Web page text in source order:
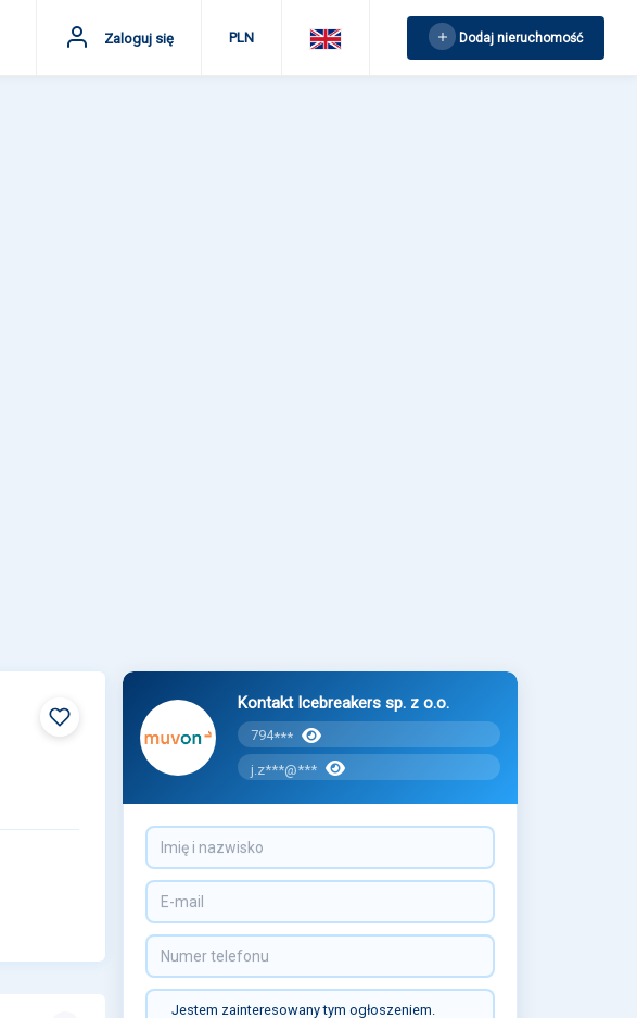
Dodaj nieruchomość
PLN
Zaloguj się
Kontakt Icebreakers sp. z o.o.
794***
j.z***@***